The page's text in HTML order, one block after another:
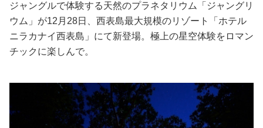
恋愛/結婚/離婚
美容/健康
ワークスタイル
妊娠/出産/家族
ジャングルで体験する天然のプラネタリウム「ジャングリ
ウム」が12月28日、西表島最大規模のリゾート「ホテル
ニラカナイ西表島」にて新登場。極上の星空体験をロマン
チックに楽しんで。